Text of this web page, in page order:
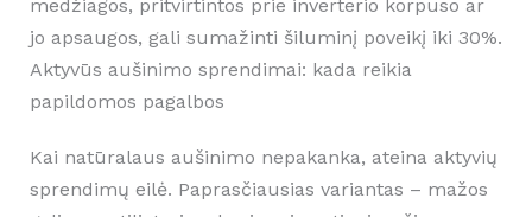
medžiagos, pritvirtintos prie inverterio korpuso ar
jo apsaugos, gali sumažinti šiluminį poveikį iki 30%.
Aktyvūs aušinimo sprendimai: kada reikia
papildomos pagalbos
Kai natūralaus aušinimo nepakanka, ateina aktyvių
sprendimų eilė. Paprasčiausias variantas – mažos